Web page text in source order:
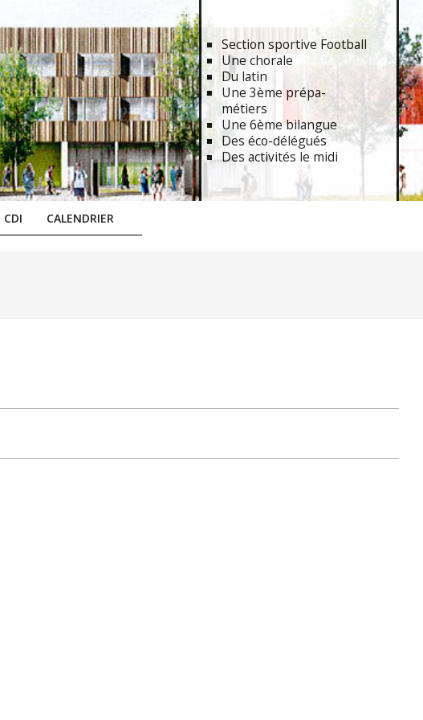
Section sportive Football
Une chorale
Du latin
Une 3ème prépa-
métiers
Une 6ème bilangue
Des éco-délégués
Des activités le midi
CDI CALENDRIER